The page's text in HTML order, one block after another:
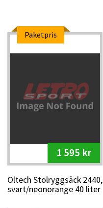
Paketpris
1 595 kr
Oltech Stolryggsäck 2440,
svart/neonorange 40 liter